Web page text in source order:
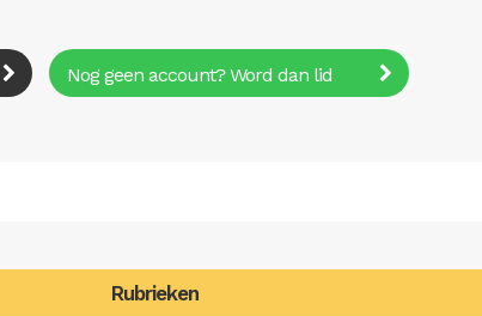
Nog geen account? Word dan lid
Rubrieken